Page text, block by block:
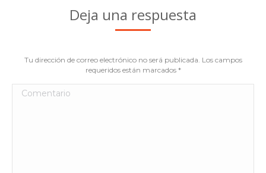
Deja una respuesta
Tu dirección de correo electrónico no será publicada. Los campos
requeridos están marcados *
Comentario